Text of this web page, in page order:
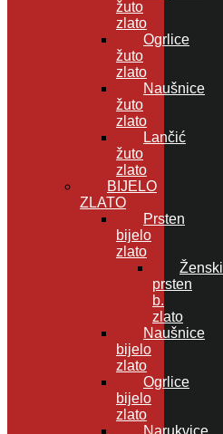
žuto
zlato
Ogrlice
žuto
zlato
Naušnice
žuto
zlato
Lančić
žuto
zlato
BIJELO
ZLATO
Prsten
bijelo
zlato
Ženski
prsten
b.
zlato
Naušnice
bijelo
zlato
Ogrlice
bijelo
zlato
Narukvice